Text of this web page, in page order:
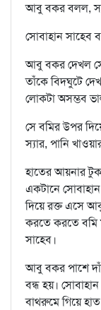
আবু বকর বলল,
সোবাহান সাহেব
আবু বকর দেখল
তাঁকে বিদঘুটে
লোকটা অসম্ভব
সে বমির উপর
স্যার, পানি
হাতের আয়নার
একটানে সোবাহান
দিয়ে রক্ত এসে
করতে করতে বমি
সাহেব।
আবু বকর পাশে
বন্ধ হয়।
বাথরুমে গিয়ে